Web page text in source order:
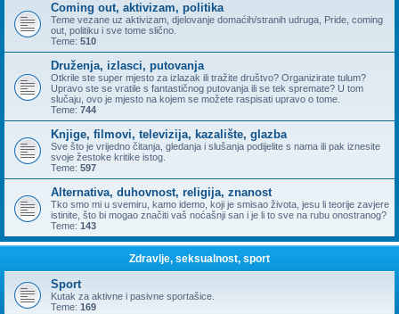
Coming out, aktivizam, politika
Teme vezane uz aktivizam, djelovanje domaćih/stranih udruga, Pride, coming
out, politiku i sve tome slično.
Teme: 510
Druženja, izlasci, putovanja
Otkrile ste super mjesto za izlazak ili tražite društvo? Organizirate tulum?
Upravo ste se vratile s fantastičnog putovanja ili se tek spremate? U tom
slučaju, ovo je mjesto na kojem se možete raspisati upravo o tome.
Teme: 744
Knjige, filmovi, televizija, kazalište, glazba
Sve što je vrijedno čitanja, gledanja i slušanja podijelite s nama ili pak iznesite
svoje žestoke kritike istog.
Teme: 597
Alternativa, duhovnost, religija, znanost
Tko smo mi u svemiru, kamo idemo, koji je smisao života, jesu li teorije zavjere
istinite, što bi mogao značiti vaš noćašnji san i je li to sve na rubu onostranog?
Teme: 143
Zdravlje, seksualnost, sport
Sport
Kutak za aktivne i pasivne sportašice.
Teme: 169